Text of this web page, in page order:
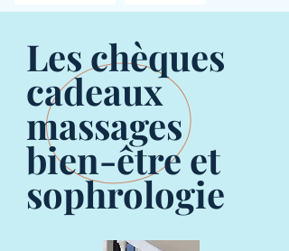
Les chèques
cadeaux
massages
bien-être et
sophrologie